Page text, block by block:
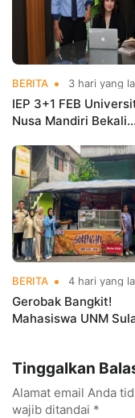
BERITA 3 hari yang
IEP 3+1 FEB
Nusa Mandiri Bekali
Kerja Sebelum Lulus
BERITA 4 hari yang
Gerobak Bangkit!
Mahasiswa UNM
Tinggalkan
Alamat email Anda
wajib ditandai *